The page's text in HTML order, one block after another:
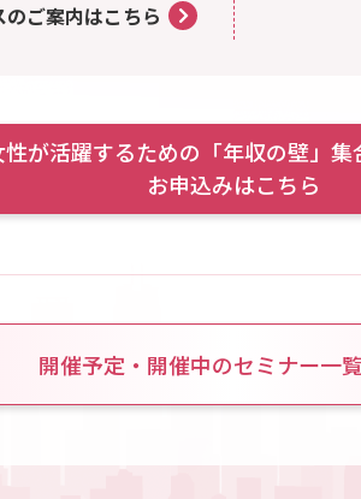
ご案内はこちら
性が活躍するための 「年収の壁」
お申込みはこちら
開催予定・開催中のセミナー一